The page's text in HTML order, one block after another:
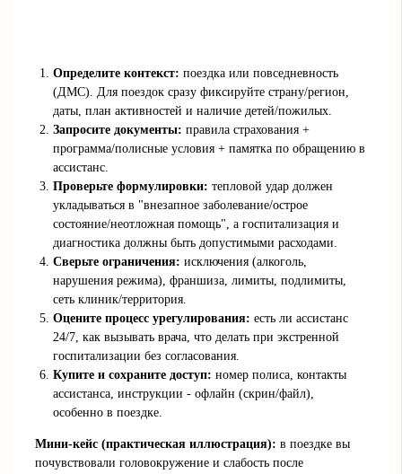
Определите контекст: поездка или повседневность
(ДМС). Для поездок сразу фиксируйте страну/регион,
даты, план активностей и наличие детей/пожилых.
Запросите документы: правила страхования +
программа/полисные условия + памятка по обращению в
ассистанс.
Проверьте формулировки: тепловой удар должен
укладываться в "внезапное заболевание/острое
состояние/неотложная помощь", а госпитализация и
диагностика должны быть допустимыми расходами.
Сверьте ограничения: исключения (алкоголь,
нарушения режима), франшиза, лимиты, подлимиты,
сеть клиник/территория.
Оцените процесс урегулирования: есть ли ассистанс
24/7, как вызывать врача, что делать при экстренной
госпитализации без согласования.
Купите и сохраните доступ: номер полиса, контакты
ассистанса, инструкции - офлайн (скрин/файл),
особенно в поездке.
Мини-кейс (практическая иллюстрация): в поездке вы
почувствовали головокружение и слабость после